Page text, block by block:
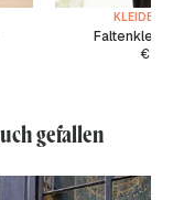
KLEIDER /
Faltenkleid
€
gefallen